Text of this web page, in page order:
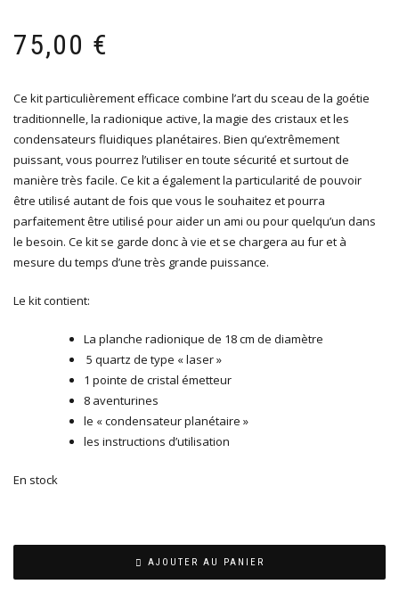
75,00 €
Ce kit particulièrement efficace combine l’art du sceau de la goétie
traditionnelle, la radionique active, la magie des cristaux et les
condensateurs fluidiques planétaires. Bien qu’extrêmement
puissant, vous pourrez l’utiliser en toute sécurité et surtout de
manière très facile. Ce kit a également la particularité de pouvoir
être utilisé autant de fois que vous le souhaitez et pourra
parfaitement être utilisé pour aider un ami ou pour quelqu’un dans
le besoin. Ce kit se garde donc à vie et se chargera au fur et à
mesure du temps d’une très grande puissance.
Le kit contient:
La planche radionique de 18 cm de diamètre
5 quartz de type « laser »
1 pointe de cristal émetteur
8 aventurines
le « condensateur planétaire »
les instructions d’utilisation
En stock
AJOUTER AU PANIER